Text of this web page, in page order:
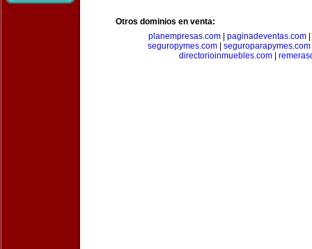
Otros dominios en venta:
planempresas.com
paginadeventas.com
seguropymes.com| seguroparapymes.com
directorioinmuebles.com